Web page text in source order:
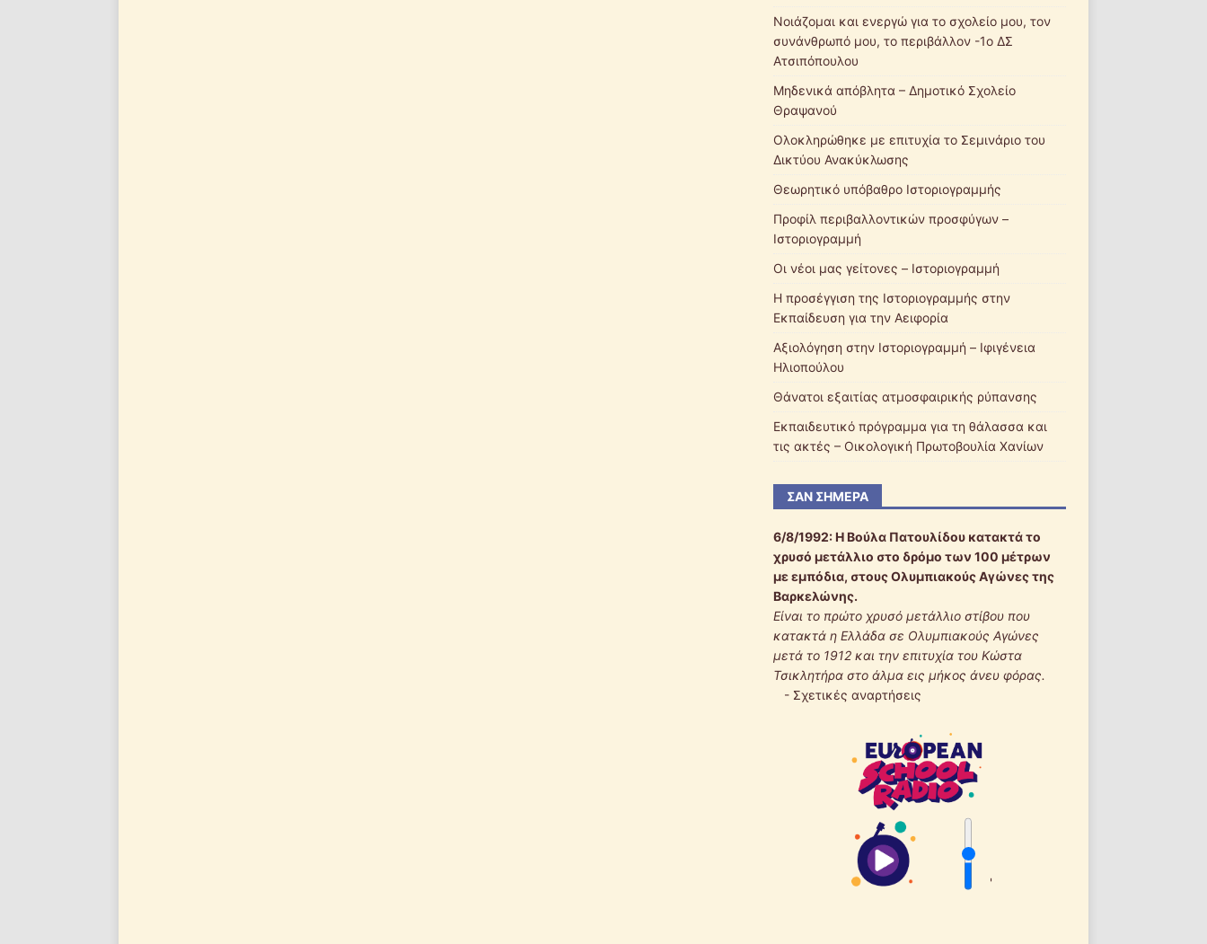
Νοιάζομαι και ενεργώ για το σχολείο μου, τον
συνάνθρωπό μου, το περιβάλλον -1ο ΔΣ
Ατσιπόπουλου
Μηδενικά απόβλητα – Δημοτικό Σχολείο
Θραψανού
Ολοκληρώθηκε με επιτυχία το Σεμινάριο του
Δικτύου Ανακύκλωσης
Θεωρητικό υπόβαθρο Ιστοριογραμμής
Προφίλ περιβαλλοντικών προσφύγων –
Ιστοριογραμμή
Οι νέοι μας γείτονες – Ιστοριογραμμή
Η προσέγγιση της Ιστοριογραμμής στην
Εκπαίδευση για την Αειφορία
Αξιολόγηση στην Ιστοριογραμμή – Ιφιγένεια
Ηλιοπούλου
Θάνατοι εξαιτίας ατμοσφαιρικής ρύπανσης
Εκπαιδευτικό πρόγραμμα για τη θάλασσα και
τις ακτές – Οικολογική Πρωτοβουλία Χανίων
ΣΑΝ ΣΉΜΕΡΑ
6/8/1992:Η Βούλα Πατουλίδου κατακτά το
χρυσό μετάλλιο στο δρόμο των 100 μέτρων
με εμπόδια, στους Ολυμπιακούς Αγώνες της
Βαρκελώνης.
Είναι το πρώτο χρυσό μετάλλιο στίβου που
κατακτά η Ελλάδα σε Ολυμπιακούς Αγώνες
μετά το 1912 και την επιτυχία του Κώστα
Τσικλητήρα στο άλμα εις μήκος άνευ φόρας.
- Σχετικές αναρτήσεις
'